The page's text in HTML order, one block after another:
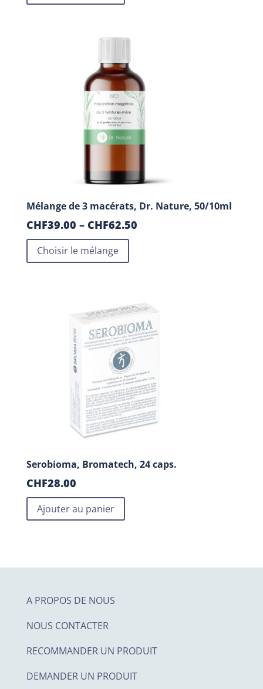
Mélange de 3 macérats, Dr. Nature, 50/10ml
CHF39.00 – CHF62.50
Choisir le mélange
Serobioma, Bromatech, 24 caps.
CHF28.00
Ajouter au panier
A PROPOS DE NOUS
NOUS CONTACTER
RECOMMANDER UN PRODUIT
DEMANDER UN PRODUIT